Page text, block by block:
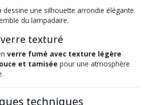
dessine une silhouette arrondie élégante
du lampadaire.
verre texturé
verre fumé avec texture légère
et tamisée pour une atmosphère
techniques